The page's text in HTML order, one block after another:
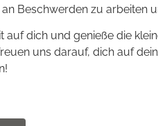
Beschwerden zu arbeiten
auf dich und genieße die
uns darauf, dich auf